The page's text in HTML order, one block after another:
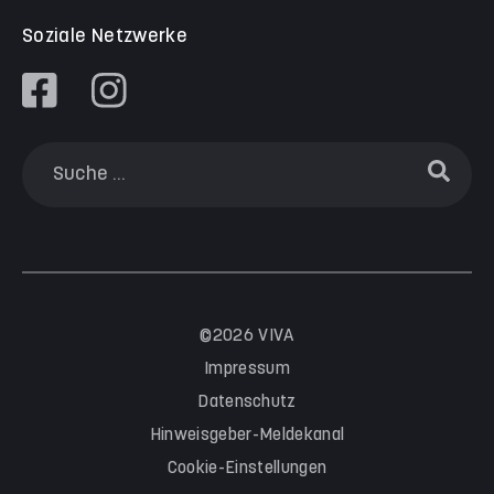
Soziale Netzwerke
©2026 VIVA
Impressum
Datenschutz
Hinweisgeber-Meldekanal
Cookie-Einstellungen